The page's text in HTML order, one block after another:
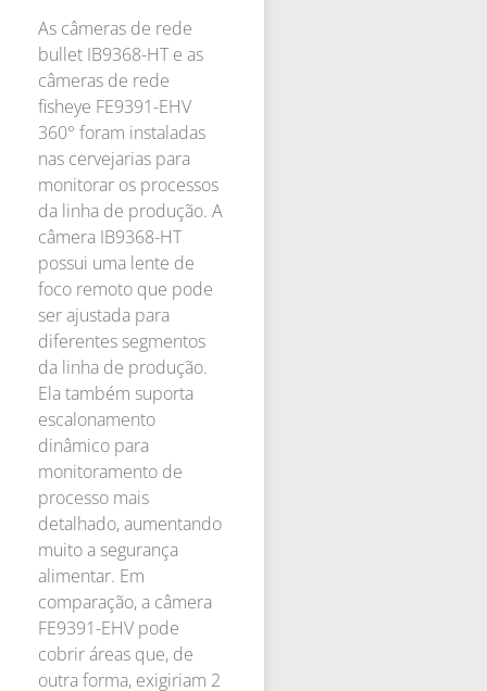
As câmeras de rede
bullet IB9368-HT e as
câmeras de rede
fisheye FE9391-EHV
360° foram instaladas
nas cervejarias para
monitorar os processos
da linha de produção. A
câmera IB9368-HT
possui uma lente de
foco remoto que pode
ser ajustada para
diferentes segmentos
da linha de produção.
Ela também suporta
escalonamento
dinâmico para
monitoramento de
processo mais
detalhado, aumentando
muito a segurança
alimentar. Em
comparação, a câmera
FE9391-EHV pode
cobrir áreas que, de
outra forma, exigiriam 2